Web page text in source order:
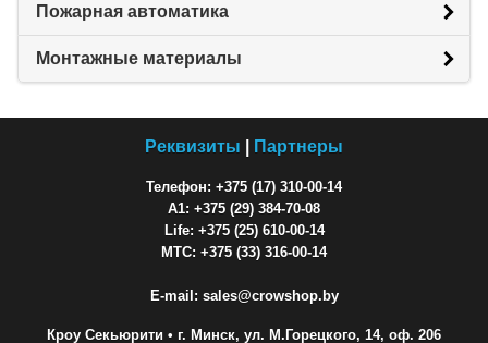
Пожарная автоматика
Монтажные материалы
Реквизиты Партнеры
Телефон: +375 (17) 310-00-14
A1: +375 (29) 384-70-08
Life: +375 (25) 610-00-14
МТС: +375 (33) 316-00-14
E-mail: sales@crowshop.by
Кроу Секьюрити • г. Минск, ул. М.Горецкого, 14, оф. 206